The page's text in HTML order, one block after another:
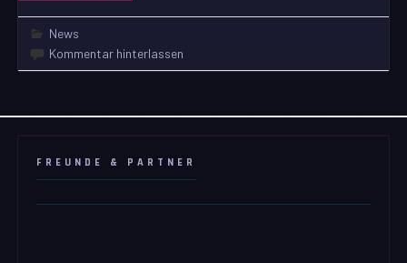
News
Kommentar hinterlassen
FREUNDE & PARTNER